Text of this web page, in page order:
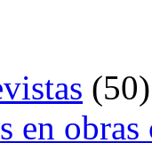
(50)
en